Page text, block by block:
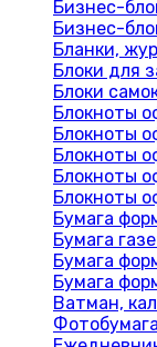
Бизнес-
Бизнес-
Бланки,
Блоки для
Блоки
Блокноты
Блокноты
Блокноты
Блокноты
Блокноты
Бумага
Бумага
Бумага
Бумага
Ватман,
Фотобумага